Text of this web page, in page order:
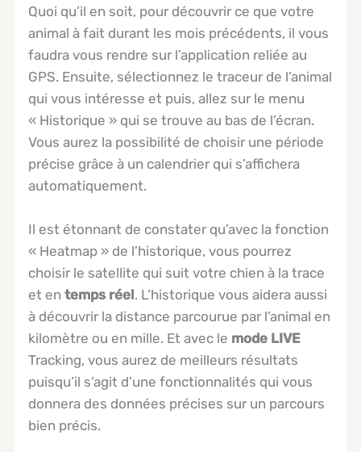
Quoi qu’il en soit, pour découvrir ce que votre
animal à fait durant les mois précédents, il vous
faudra vous rendre sur l’application reliée au
GPS. Ensuite, sélectionnez le traceur de l’animal
qui vous intéresse et puis, allez sur le menu
« Historique » qui se trouve au bas de l’écran.
Vous aurez la possibilité de choisir une période
précise grâce à un calendrier qui s’affichera
automatiquement.
Il est étonnant de constater qu’avec la fonction
« Heatmap » de l’historique, vous pourrez
choisir le satellite qui suit votre chien à la trace
et entemps réel. L’historique vous aidera aussi
à découvrir la distance parcourue par l’animal en
kilomètre ou en mille. Et avec le mode LIVE
Tracking, vous aurez de meilleurs résultats
puisqu’il s’agit d’une fonctionnalités qui vous
donnera des données précises sur un parcours
bien précis.